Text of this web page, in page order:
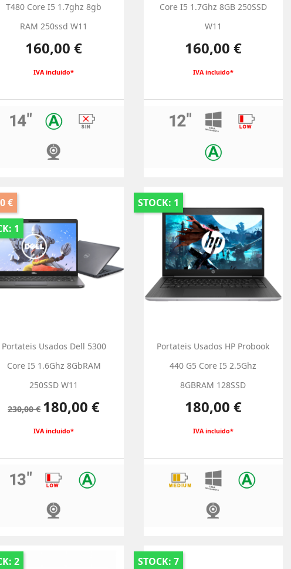
T480 Core I5 1.7ghz 8gb
RAM 250ssd W11
Preço
160,00 €
IVA incluido*
Core I5 1.7Ghz 8GB 250SSD
W11
Preço
160,00 €
IVA incluido*
€
1
Portateis Usados Dell 5300
Core I5 1.6Ghz 8GbRAM
250SSD W11
normal
230,00 € Preço
180,00 €
IVA incluido*
STOCK: 1
Portateis Usados HP Probook
440 G5 Core I5 2.5Ghz
8GBRAM 128SSD
Preço
180,00 €
IVA incluido*
2 STOCK: 7